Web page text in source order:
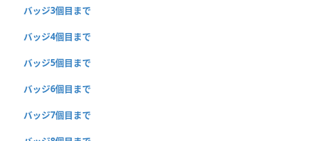
バッジ3個目まで
バッジ4個目まで
バッジ5個目まで
バッジ6個目まで
バッジ7個目まで